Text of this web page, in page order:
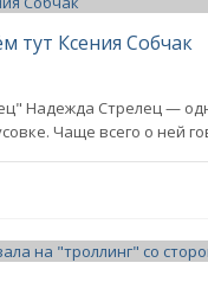
тут Ксения Собчак
Надежда Стрелец —
Чаще всего о ней